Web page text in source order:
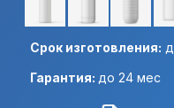
Срок изготовления:
Гарантия: до 24 мес